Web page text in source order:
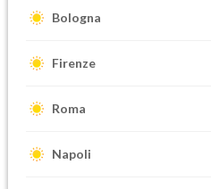
Bologna
Firenze
Roma
Napoli